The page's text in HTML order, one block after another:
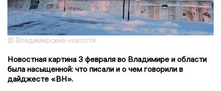
© Владимирские новости
Новостная картина 3 февраля во Владимире и области
была насыщенной: что писали и о чем говорили в
дайджесте «ВН».